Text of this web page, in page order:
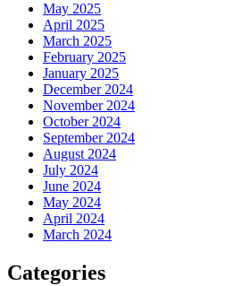
May 2025
April 2025
March 2025
February 2025
January 2025
December 2024
November 2024
October 2024
September 2024
August 2024
July 2024
June 2024
May 2024
April 2024
March 2024
Categories